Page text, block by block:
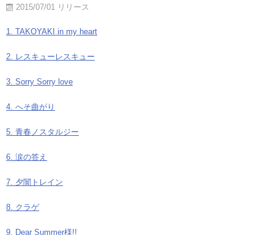
2015/07/01 リリース
1. TAKOYAKI in my heart
2. レスキューレスキュー
3. Sorry Sorry love
4. へそ曲がり
5. 青春ノスタルジー
6. 涙の答え
7. 夕闇トレイン
8. クラゲ
9. Dear Summer様!!